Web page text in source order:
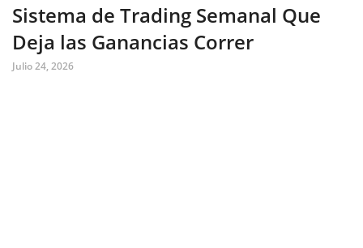
Sistema de Trading Semanal Que
Deja las Ganancias Correr
Julio 24, 2026